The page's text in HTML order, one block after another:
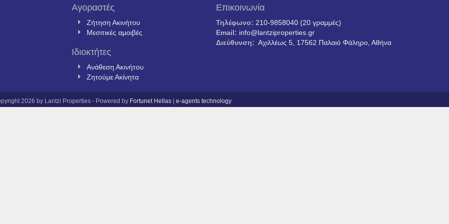
Αγοραστές
Ζήτηση Ακινήτου
Μεσιτικές αμοιβές
Ιδιοκτήτες
Ανάθεση Ακινήτου
Ζητούμε Ακίνητα
Επικοινωνία
Τηλέφωνο: 210-9858040 (20 γραμμές)
Email: info@lantziproperties.gr
Διεύθυνση: Αχιλλέως 5, 17562 Παλαιό Φάληρο, Αθήνα
2026 by Lantzi Properties - Powered by Fortunet Hellas e-agents technology